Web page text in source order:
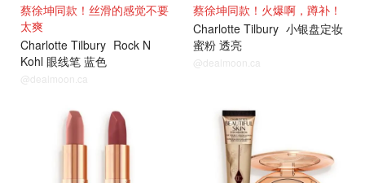
蔡徐坤同款！丝滑的感觉不要
太爽
Charlotte Tilbury Rock N
Kohl 眼线笔 蓝色
@dealmoon.ca
蔡徐坤同款！火爆啊，蹲补！
Charlotte Tilbury 小银盘定妆
蜜粉 透亮
@dealmoon.ca